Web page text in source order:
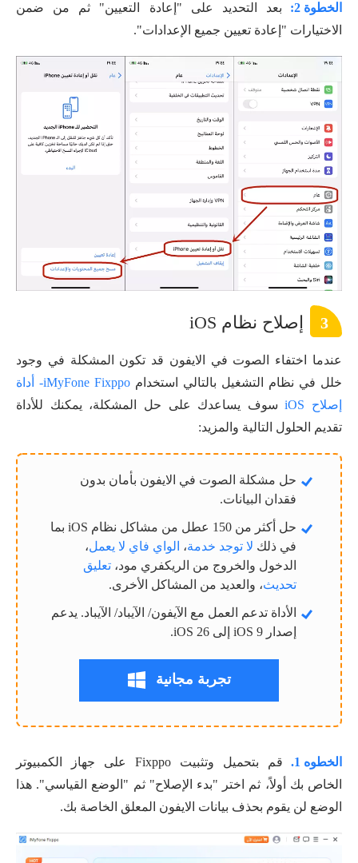
الخطوة 2:
بعد التحديد على "إعادة التعيين" ثم من ضمن
الاختيارات "إعادة تعيين جميع الإعدادات".
3 إصلاح نظام iOS
عندما اختفاء الصوت في الايفون قد تكون المشكلة في وجود
خلل في نظام التشغيل بالتالي استخدام
iMyFone Fixppo- أداة
إصلاح iOS
سوف يساعدك على حل المشكلة، يمكنك للأداة
تقديم الحلول التالية والمزيد:
حل مشكلة الصوت في الايفون بأمان بدون
فقدان البيانات.
حل أكثر من 150 عطل من مشاكل نظام iOS بما
في ذلك لا توجد خدمة، الواي فاي لا يعمل،
الدخول والخروج من الريكفري مود، تعليق
تحديث، والعديد من المشاكل الأخرى.
الأداة تدعم العمل مع الآيفون/ الآيباد/ الآيباد. يدعم
إصدار iOS 9 إلى iOS 26.
تجربة مجانية
الخطوه 1.
قم بتحميل وتثبيت Fixppo على جهاز الكمبيوتر
الخاص بك أولاً، ثم اختر "بدء الإصلاح" ثم "الوضع القياسي". هذا
الوضع لن يقوم بحذف بيانات الايفون المعلق الخاصة بك.